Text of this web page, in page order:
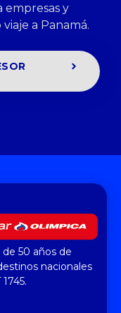
empresas y
a Panamá.
50 años de
nacionales